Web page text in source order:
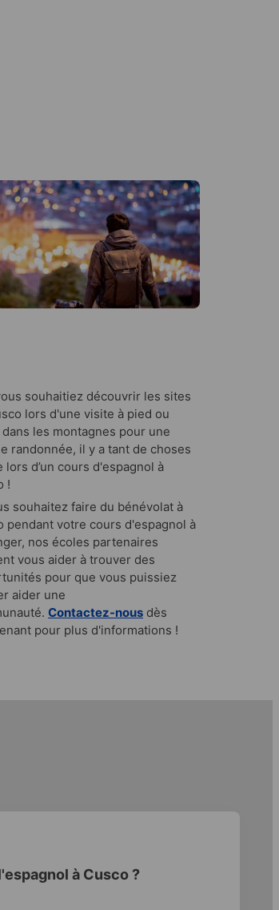
souhaitiez découvrir les sites
lors d'une visite à pied ou
les montagnes pour une
randonnée, il y a tant de choses
lors d’un cours d'espagnol à
!
souhaitez faire du bénévolat à
pendant votre cours d'espagnol à
nos écoles partenaires
vous aider à trouver des
pour que vous puissiez
aider une
Contactez-nous dès
pour plus d'informations !
à Cusco ?